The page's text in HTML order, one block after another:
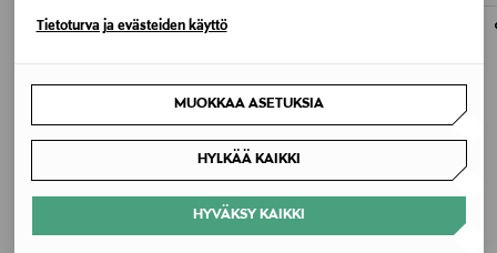
Tietoturva ja evästeiden käyttö
MUOKKAA ASETUKSIA
HYLKÄÄ KAIKKI
HYVÄKSY KAIKKI
Normaalit hiukset
osoitteeseen.